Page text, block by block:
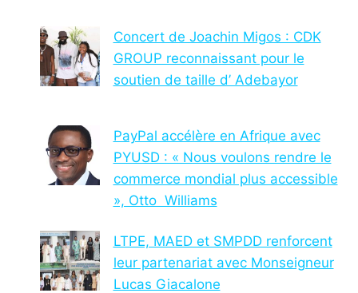
Concert de Joachin Migos : CDK
GROUP reconnaissant pour le
soutien de taille d’ Adebayor
PayPal accélère en Afrique avec
PYUSD : « Nous voulons rendre le
commerce mondial plus accessible
», Otto Williams
LTPE, MAED et SMPDD renforcent
leur partenariat avec Monseigneur
Lucas Giacalone